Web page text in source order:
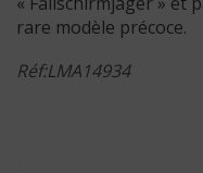
rare modèle précoce.
Réf:LMA14934